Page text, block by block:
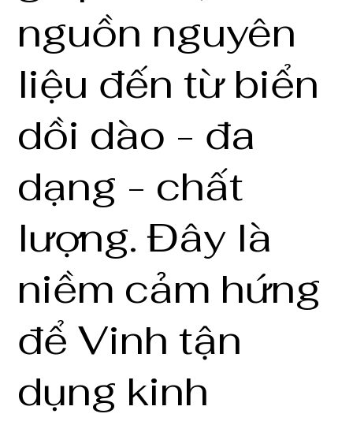
nguồn nguyên
liệu đến từ biển
dồi dào - đa
dạng - chất
lượng. Đây là
niềm cảm hứng
để Vinh tận
dụng kinh